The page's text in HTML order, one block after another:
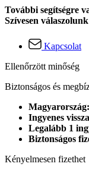
További segítségre
Szívesen
Kapcsolat
Ellenőrzött minőség
Biztonságos és
Ingyenes
Legalább 1
Biztonságos
Kényelmesen fizethet